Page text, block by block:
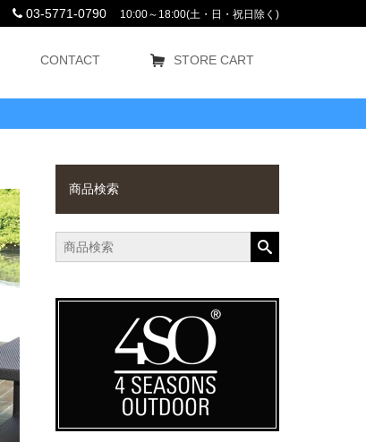
03-5771-0790 10:00～18:00(土・日・祝日除く)
CONTACT STORE CART
商品検索